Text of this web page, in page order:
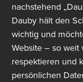
nachstehend
Dauby hält den
wichtig und
Website – so
respektieren und
persönlichen